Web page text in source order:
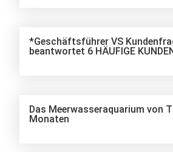
*Geschäftsführer VS
beantwortet 6 HÄUFIGE
Das Meerwasseraquarium von
Monaten